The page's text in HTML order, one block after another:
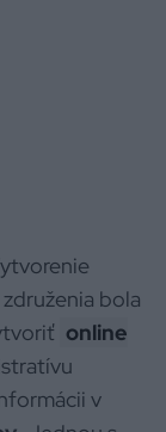
bola
online
v